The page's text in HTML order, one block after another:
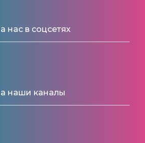
нас в соцсетях
наши каналы